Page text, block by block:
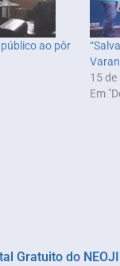
ao pôr
15 de
Em
Gratuito do